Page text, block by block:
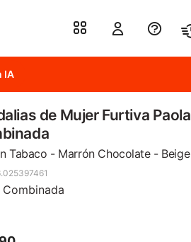
IA
de Mujer Furtiva Paola
Tabaco - Marrón Chocolate - Beige
Combinada